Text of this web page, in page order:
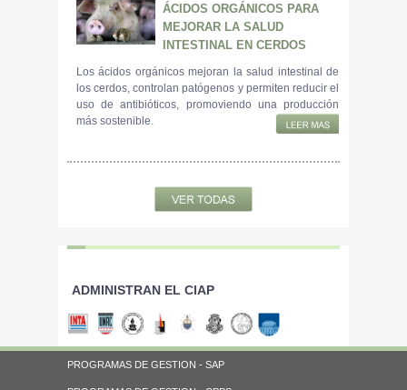
ÁCIDOS ORGÁNICOS PARA
MEJORAR LA SALUD
INTESTINAL EN CERDOS
Los ácidos orgánicos mejoran la salud intestinal de
los cerdos, controlan patógenos y permiten reducir el
uso de antibióticos, promoviendo una producción
más sostenible.
ADMINISTRAN EL CIAP
PROGRAMAS DE GESTION - SAP